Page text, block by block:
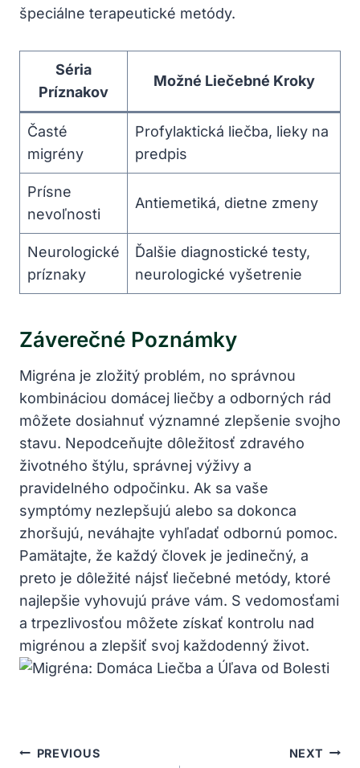
špeciálne terapeutické metódy.
Séria
Príznakov
Možné Liečebné Kroky
Časté
migrény
Profylaktická liečba, lieky na
predpis
Prísne‍
nevoľnosti
Antiemetiká, dietne zmeny
Neurologické
príznaky
Ďalšie diagnostické testy,
neurologické vyšetrenie
Záverečné Poznámky
Migréna je ⁤zložitý problém,‌ no správnou
kombináciou domácej liečby a odborných rád
môžete dosiahnuť významné zlepšenie⁣ svojho
stavu.‍ Nepodceňujte dôležitosť zdravého
životného štýlu, správnej výživy ‍a
pravidelného odpočinku.⁣ Ak sa vaše
symptómy ‍nezlepšujú alebo sa dokonca
zhoršujú, neváhajte vyhľadať odbornú pomoc.
Pamätajte, že každý človek je jedinečný, a
preto je dôležité nájsť liečebné metódy, ktoré
najlepšie vyhovujú​ práve vám.‌ S vedomosťami
a trpezlivosťou môžete⁢ získať kontrolu nad
migrénou a zlepšiť svoj každodenný život.
Navigácia
PREVIOUS NEXT